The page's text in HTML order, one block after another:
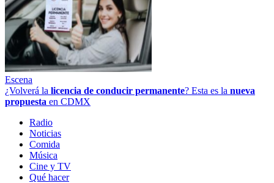
Escena
¿Volverá la licencia de conducir permanente? Esta es la nueva
propuesta en CDMX
Radio
Noticias
Comida
Música
Cine y TV
Qué hacer